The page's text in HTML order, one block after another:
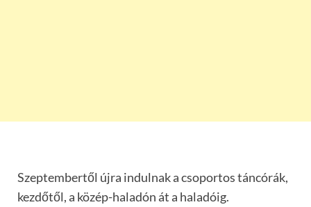
Szeptembertől újra indulnak a csoportos táncórák,
kezdőtől, a közép-haladón át a haladóig.